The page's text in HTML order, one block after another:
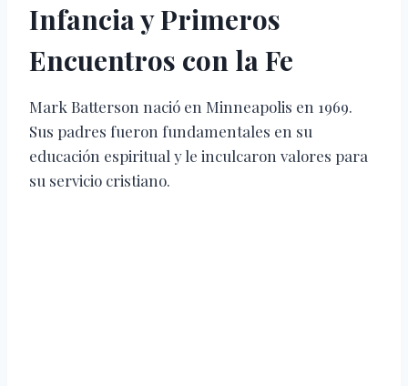
Infancia y Primeros
Encuentros con la Fe
Mark Batterson nació en Minneapolis en 1969.
Sus padres fueron fundamentales en su
educación espiritual y le inculcaron valores para
su servicio cristiano.